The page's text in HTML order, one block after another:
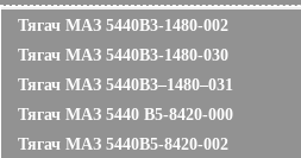
Тягач МАЗ 5440B3-1480-002
Тягач МАЗ 5440B3-1480-030
Тягач МАЗ 5440B3–1480–031
Тягач МАЗ 5440 B5-8420-000
Тягач МАЗ 5440B5-8420-002